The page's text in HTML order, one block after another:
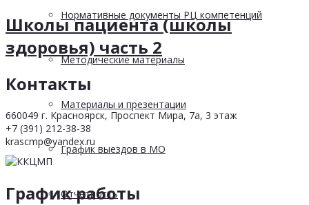
Нормативные документы РЦ компетенций
Методические материалы
Материалы и презентации
График выездов в МО
Отчетность
Школы пациента (школы
здоровья) часть 2
Контакты
660049 г. Красноярск, Проспект Мира, 7а, 3 этаж
+7 (391) 212-38-38
krascmp@yandex.ru
График работы